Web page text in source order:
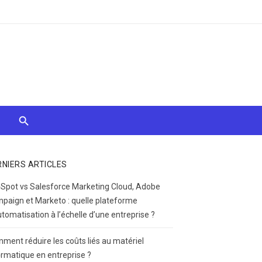
ARTICLES
vs Salesforce Marketing Cloud, Adobe
et Marketo : quelle plateforme
à l’échelle d’une entreprise ?
réduire les coûts liés au matériel
en entreprise ?